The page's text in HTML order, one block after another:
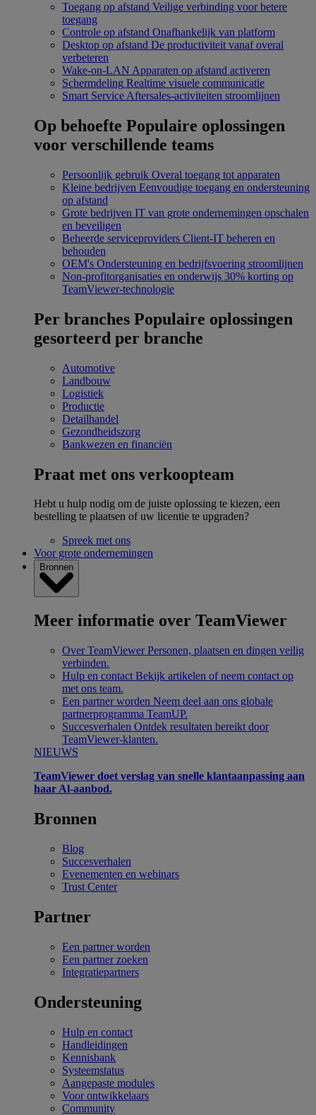
Toegang op afstand Veilige verbinding voor betere
toegang
Controle op afstand Onafhankelijk van platform
Desktop op afstand De productiviteit vanaf overal
verbeteren
Wake-on-LAN Apparaten op afstand activeren
Schermdeling Realtime visuele communicatie
Smart Service Aftersales-activiteiten stroomlijnen
Op behoefte Populaire oplossingen
voor verschillende teams
Persoonlijk gebruik Overal toegang tot apparaten
Kleine bedrijven Eenvoudige toegang en ondersteuning
op afstand
Grote bedrijven IT van grote ondernemingen opschalen
en beveiligen
Beheerde serviceproviders Client-IT beheren en
behouden
OEM's Ondersteuning en bedrijfsvoering stroomlijnen
Non-profitorganisaties en onderwijs 30% korting op
TeamViewer-technologie
Per branches Populaire oplossingen
gesorteerd per branche
Automotive
Landbouw
Logistiek
Productie
Detailhandel
Gezondheidszorg
Bankwezen en financiën
Praat met ons verkoopteam
Hebt u hulp nodig om de juiste oplossing te kiezen, een
bestelling te plaatsen of uw licentie te upgraden?
Spreek met ons
Voor grote ondernemingen
Bronnen
Meer informatie over TeamViewer
Over TeamViewer Personen, plaatsen en dingen veilig
verbinden.
Hulp en contact Bekijk artikelen of neem contact op
met ons team.
Een partner worden Neem deel aan ons globale
partnerprogramma TeamUP.
Succesverhalen Ontdek resultaten bereikt door
TeamViewer-klanten.
NIEUWS
TeamViewer doet verslag van snelle klantaanpassing aan
haar Al-aanbod.
Bronnen
Blog
Succesverhalen
Evenementen en webinars
Trust Center
Partner
Een partner worden
Een partner zoeken
Integratiepartners
Ondersteuning
Hulp en contact
Handleidingen
Kennisbank
Systeemstatus
Aangepaste modules
Voor ontwikkelaars
Community